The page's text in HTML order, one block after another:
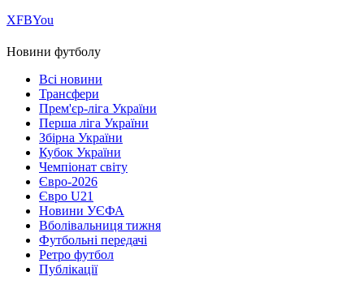
ХFBYou
Новини футболу
Всі новини
Трансфери
Прем'єр-ліга України
Перша ліга України
Збірна України
Кубок України
Чемпіонат світу
Євро-2026
Євро U21
Новини УЄФА
Вболівальниця тижня
Футбольні передачі
Ретро футбол
Публікації